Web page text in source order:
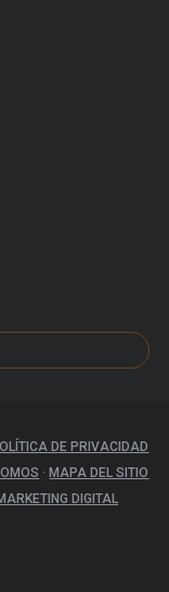
DE PRIVACIDAD
· MAPA DEL SITIO
DIGITAL